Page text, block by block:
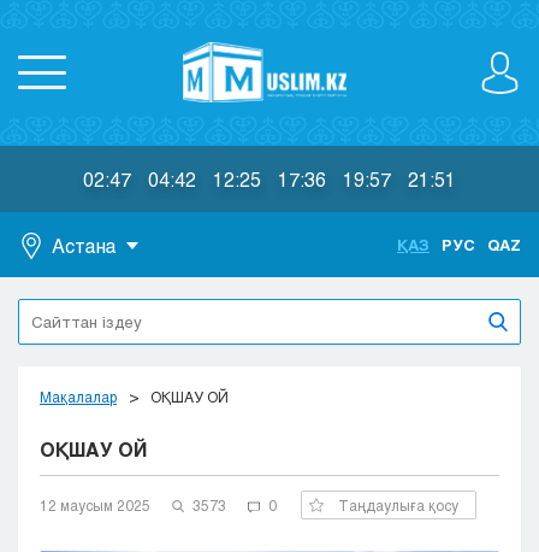
02:47 04:42 12:25 17:36 19:57 21:51
Астана
Астана
Алматы
Актобе
Жезказган
Караганда
Кокшетау
ҚАЗ РУС QAZ
Мақалалар ОҚШАУ ОЙ
ОҚШАУ ОЙ
12 маусым 2025 3573 0 Таңдаулыға қосу